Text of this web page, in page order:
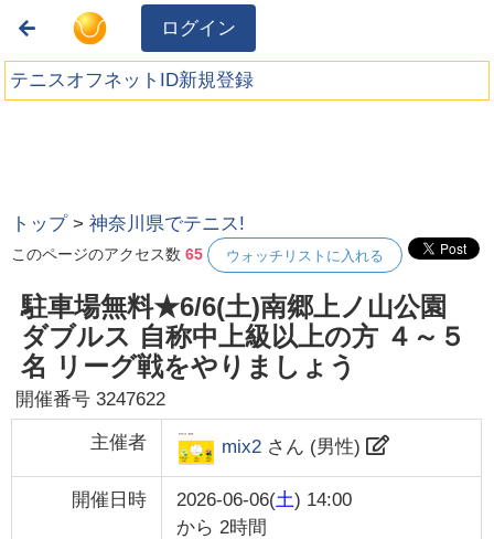
ログイン
テニスオフネットID新規登録
トップ >神奈川県でテニス!
このページのアクセス数65 ウォッチリストに入れる
駐車場無料★6/6(土)南郷上ノ山公園
ダブルス 自称中上級以上の方 ４～５
名 リーグ戦をやりましょう
開催番号3247622
主催者 mix2さん (男性)
開催日時 2026-06-06(土) 14:00
から 2時間